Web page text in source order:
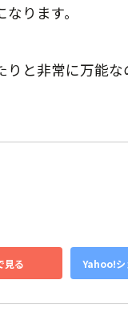
ります。
と非常に万能な
見る Yahoo!シ